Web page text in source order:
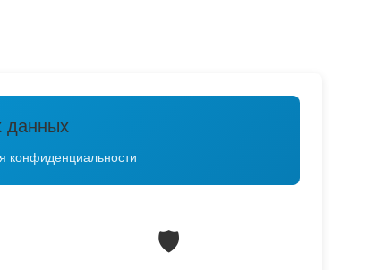
данных
конфиденциальности
🛡️